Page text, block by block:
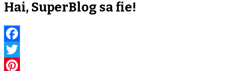
Hai, SuperBlog sa fie!
Facebook
Twitter